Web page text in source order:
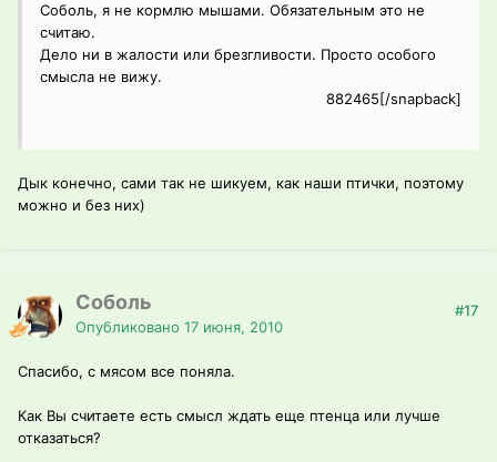
Соболь, я не кормлю мышами. Обязательным это не
считаю.
Дело ни в жалости или брезгливости. Просто особого
смысла не вижу.
882465[/snapback]
Дык конечно, сами так не шикуем, как наши птички, поэтому
можно и без них)
Соболь
Опубликовано 17 июня, 2010
#17
Спасибо, с мясом все поняла.
Как Вы считаете есть смысл ждать еще птенца или лучше
отказаться?